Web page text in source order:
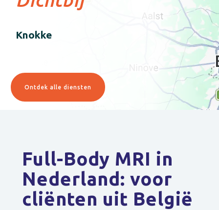
Knokke
Ontdek alle diensten
Full-Body MRI in
Nederland: voor
cliënten uit België